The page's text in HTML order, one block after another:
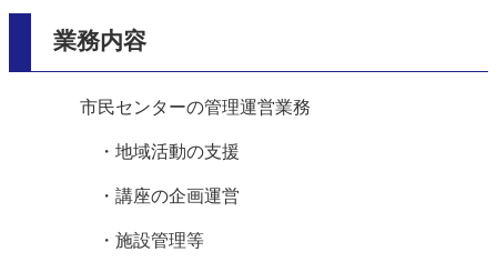
業務内容
市民センターの管理運営業務
・地域活動の支援
・講座の企画運営
・施設管理等